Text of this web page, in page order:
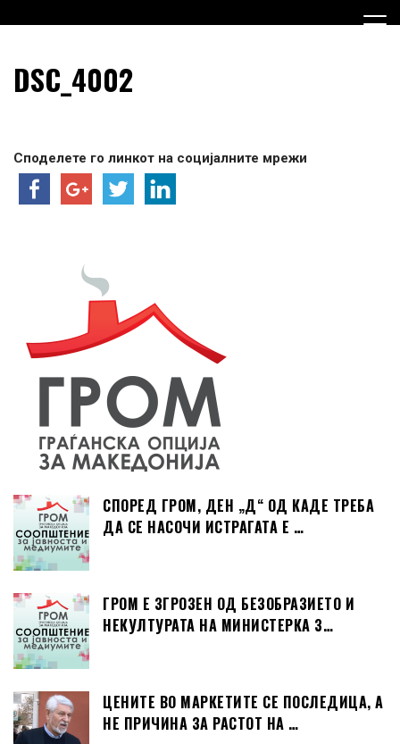
to
Граѓанска Опција за
Македонија
DSC_4002
Споделете го линкот на социјалните мрежи
СПОРЕД ГРОМ, ДЕН „Д“ ОД КАДЕ ТРЕБА
ДА СЕ НАСОЧИ ИСТРАГАТА Е …
ГРОМ Е ЗГРОЗЕН ОД БЕЗОБРАЗИЕТО И
НЕКУЛТУРАТА НА МИНИСТЕРКА З…
ЦЕНИТЕ ВО МАРКЕТИТЕ СЕ ПОСЛЕДИЦА, А
НЕ ПРИЧИНА ЗА РАСТОТ НА …